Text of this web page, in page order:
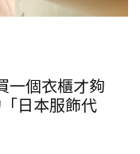
一個衣櫃才夠
日本服飾代